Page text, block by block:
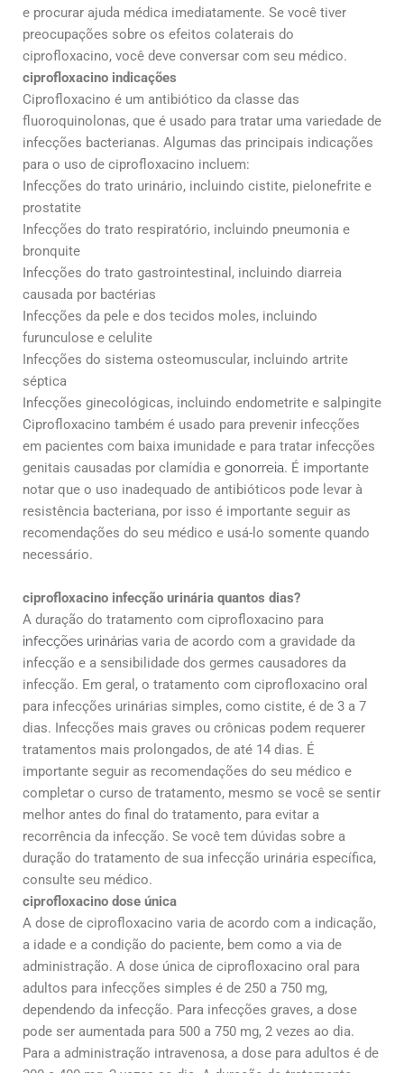
e procurar ajuda médica imediatamente. Se você tiver
preocupações sobre os efeitos colaterais do
ciprofloxacino, você deve conversar com seu médico.
ciprofloxacino indicações
Ciprofloxacino é um antibiótico da classe das
fluoroquinolonas, que é usado para tratar uma variedade de
infecções bacterianas. Algumas das principais indicações
para o uso de ciprofloxacino incluem:
Infecções do trato urinário, incluindo cistite, pielonefrite e
prostatite
Infecções do trato respiratório, incluindo pneumonia e
bronquite
Infecções do trato gastrointestinal, incluindo diarreia
causada por bactérias
Infecções da pele e dos tecidos moles, incluindo
furunculose e celulite
Infecções do sistema osteomuscular, incluindo artrite
séptica
Infecções ginecológicas, incluindo endometrite e salpingite
Ciprofloxacino também é usado para prevenir infecções
em pacientes com baixa imunidade e para tratar infecções
genitais causadas por clamídia e gonorreia. É importante
notar que o uso inadequado de antibióticos pode levar à
resistência bacteriana, por isso é importante seguir as
recomendações do seu médico e usá-lo somente quando
necessário.
ciprofloxacino infecção urinária quantos dias?
A duração do tratamento com ciprofloxacino para
infecções urinárias varia de acordo com a gravidade da
infecção e a sensibilidade dos germes causadores da
infecção. Em geral, o tratamento com ciprofloxacino oral
para infecções urinárias simples, como cistite, é de 3 a 7
dias. Infecções mais graves ou crônicas podem requerer
tratamentos mais prolongados, de até 14 dias. É
importante seguir as recomendações do seu médico e
completar o curso de tratamento, mesmo se você se sentir
melhor antes do final do tratamento, para evitar a
recorrência da infecção. Se você tem dúvidas sobre a
duração do tratamento de sua infecção urinária específica,
consulte seu médico.
ciprofloxacino dose única
A dose de ciprofloxacino varia de acordo com a indicação,
a idade e a condição do paciente, bem como a via de
administração. A dose única de ciprofloxacino oral para
adultos para infecções simples é de 250 a 750 mg,
dependendo da infecção. Para infecções graves, a dose
pode ser aumentada para 500 a 750 mg, 2 vezes ao dia.
Para a administração intravenosa, a dose para adultos é de